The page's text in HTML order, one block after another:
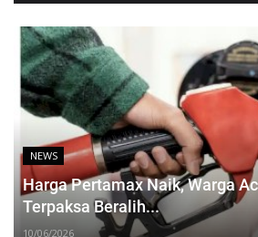
NEWS
Harga Pertamax Naik, Warga
Terpaksa Beralih...
10/06/2026